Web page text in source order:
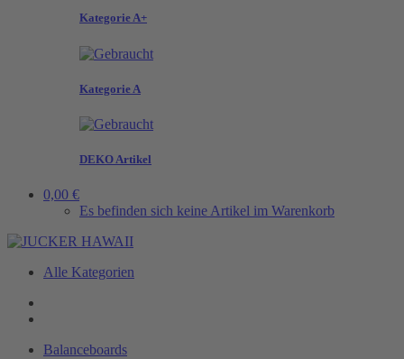
Kategorie A+
Kategorie A
DEKO Artikel
0,00 €
Es befinden sich keine Artikel im Warenkorb
Alle Kategorien
Balanceboards